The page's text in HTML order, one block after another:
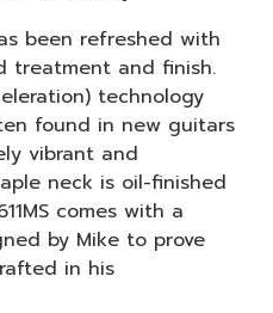
been refreshed with
treatment and finish.
technology
found in new guitars
vibrant and
neck is oil-finished
comes with a
by Mike to prove
in his